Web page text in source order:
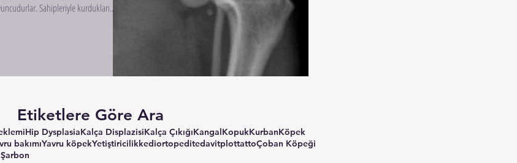
Sahipleriyle kurdukları...
Etiketlere Göre Ara
Hip DysplasiaKalça DisplazisiKalça ÇıkığıKangalKopukKurbanKöpek
bakımıYavru köpekYetiştiricilikkediortopeditedavitplottattoÇoban Köpeği
Şarbon